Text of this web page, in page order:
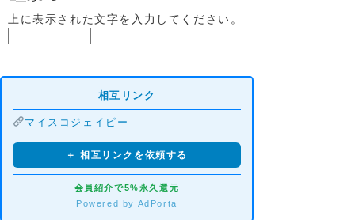
上に表示された文字を入力してください。
相互リンク
マイスコジェイピー
＋ 相互リンクを依頼する
会員紹介で5%永久還元
Powered by AdPorta